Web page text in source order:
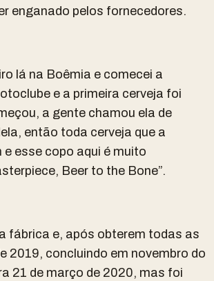
enganado pelos fornecedores.
lá na Boêmia e comecei a
e a primeira cerveja foi
a gente chamou ela de
então toda cerveja que a
esse copo aqui é muito
Beer to the Bone”.
fábrica e, após obterem todas as
2019, concluindo em novembro do
21 de março de 2020, mas foi